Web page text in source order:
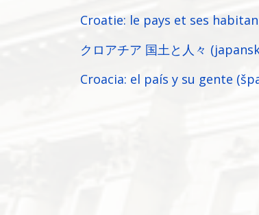
Croatie: le pays et ses
クロアチア 国土と人々
Croacia: el país y su gente